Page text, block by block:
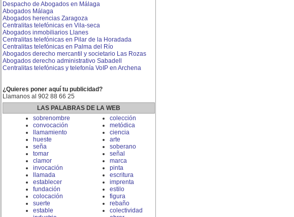
Despacho de Abogados en Málaga
Abogados Málaga
Abogados herencias Zaragoza
Centralitas telefónicas en Vila-seca
Abogados inmobiliarios Llanes
Centralitas telefónicas en Pilar de la Horadada
Centralitas telefónicas en Palma del Río
Abogados derecho mercantil y societario Las Rozas
Abogados derecho administrativo Sabadell
Centralitas telefónicas y telefonía VoIP en Archena
¿Quieres poner aquí tu publicidad?
Llamanos al 902 88 66 25
LAS PALABRAS DE LA WEB
sobrenombre
convocación
llamamiento
hueste
seña
tomar
clamor
invocación
llamada
establecer
fundación
colocación
suerte
estable
colección
metódica
ciencia
arte
soberano
señal
marca
pinta
escritura
imprenta
estilo
figura
rebaño
colectividad